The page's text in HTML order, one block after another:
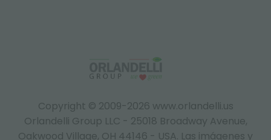
Copyright © 2009-2026 www.orlandelli.us
Orlandelli Group LLC - 25018 Broadway Avenue,
Oakwood Village, OH 44146 - USA. Las imágenes y